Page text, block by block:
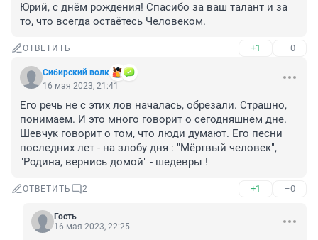
Юрий, с днём рождения! Спасибо за ваш талант и за
то, что всегда остаётесь Человеком.
ОТВЕТИТЬ +1 –0
Сибирский волк
16 мая 2023, 21:41
Его речь не с этих лов началась, обрезали. Страшно,
понимаем. И это много говорит о сегодняшнем дне.
Шевчук говорит о том, что люди думают. Его песни
последних лет - на злобу дня : "Мёртвый человек",
"Родина, вернись домой" - шедевры !
ОТВЕТИТЬ 2 +1 –0
Гость
16 мая 2023, 22:25